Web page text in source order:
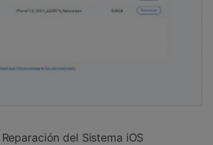
del Sistema iOS